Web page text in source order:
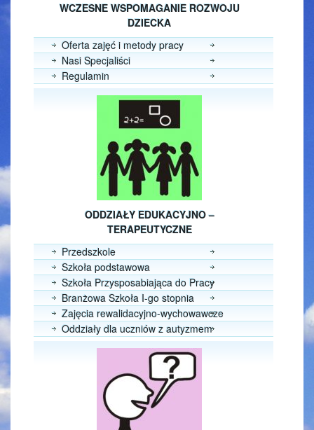
WCZESNE WSPOMAGANIE ROZWOJU
DZIECKA
Oferta zajęć i metody pracy
Nasi Specjaliści
Regulamin
ODDZIAŁY EDUKACYJNO –
TERAPEUTYCZNE
Przedszkole
Szkoła podstawowa
Szkoła Przysposabiająca do Pracy
Branżowa Szkoła I-go stopnia
Zajęcia rewalidacyjno-wychowawcze
Oddziały dla uczniów z autyzmem